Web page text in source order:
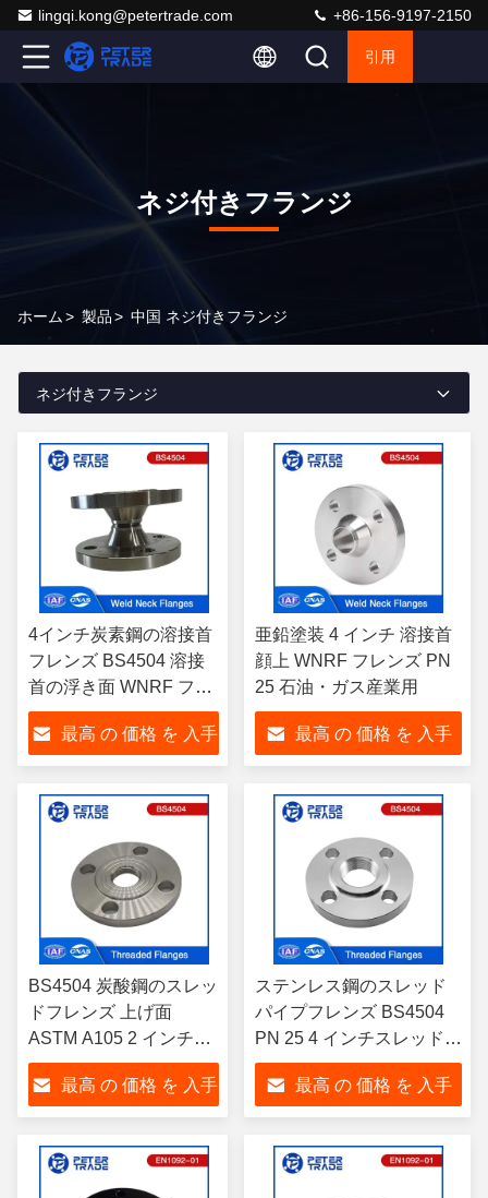
lingqi.kong@petertrade.com +86-156-9197-2150
引用
ネジ付きフランジ
ホーム> 製品> 中国 ネジ付きフランジ
ネジ付きフランジ
4インチ炭素鋼の溶接首
フレンズ BS4504 溶接
首の浮き面 WNRF フレ
ンズ PN 25 コード111
石油・ガス産業用
最高 の 価格 を 入手
亜鉛塗装 4 インチ 溶接首
顔上 WNRF フレンズ PN
25 石油・ガス産業用
最高 の 価格 を 入手
BS4504 炭酸鋼のスレッ
ドフレンズ 上げ面
ASTM A105 2 インチス
レッドパイプフレンズ
PN 40 石油・ガス産業
用
最高 の 価格 を 入手
ステンレス鋼のスレッド
パイプフレンズ BS4504
PN 25 4 インチスレッドフ
レンズ 水/電力産業用
304/314/316
最高 の 価格 を 入手